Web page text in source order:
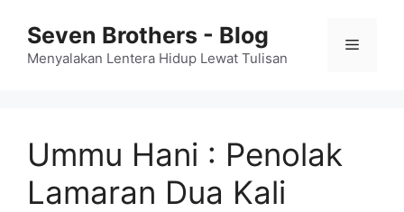
content
Seven Brothers - Blog
Menyalakan Lentera Hidup Lewat Tulisan
Menu
Ummu Hani : Penolak
Lamaran Dua Kali